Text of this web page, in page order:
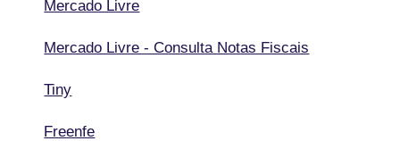
Mercado Livre
Mercado Livre - Consulta Notas Fiscais
Tiny
Freenfe